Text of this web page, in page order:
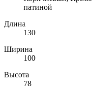
патиной
Длина
130
Ширина
100
Высота
78